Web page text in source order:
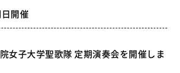
開催
女子大学聖歌隊 定期演奏会を開催しま